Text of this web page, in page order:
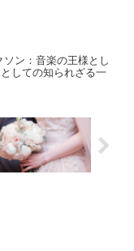
ソン：音楽の王様とし
しての知られざる一